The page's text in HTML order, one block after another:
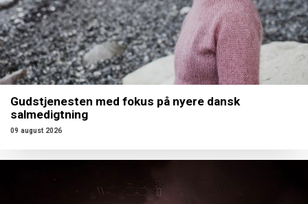
Gudstjenesten med fokus på nyere dansk
salmedigtning
09 august 2026